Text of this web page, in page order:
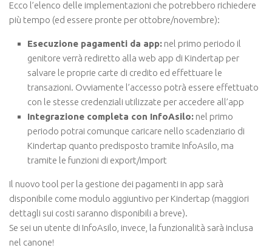
Ecco l’elenco delle implementazioni che potrebbero richiedere
più tempo (ed essere pronte per ottobre/novembre):
Esecuzione pagamenti da app: nel primo periodo il
genitore verrà rediretto alla web app di Kindertap per
salvare le proprie carte di credito ed effettuare le
transazioni. Ovviamente l’accesso potrà essere effettuato
con le stesse credenziali utilizzate per accedere all’app
Integrazione completa con InfoAsilo: nel primo
periodo potrai comunque caricare nello scadenziario di
Kindertap quanto predisposto tramite InfoAsilo, ma
tramite le funzioni di export/import
Il nuovo tool per la gestione dei pagamenti in app sarà
disponibile come modulo aggiuntivo per Kindertap (maggiori
dettagli sui costi saranno disponibili a breve).
Se sei un utente di InfoAsilo, invece, la funzionalità sarà inclusa
nel canone!